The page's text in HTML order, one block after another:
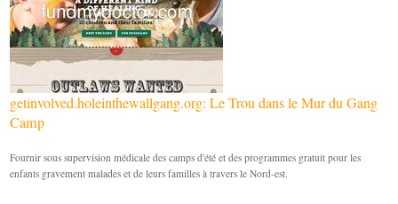
getinvolved.holeinthewallgang.org: Le Trou dans le Mur du Gang
Camp
Fournir sous supervision médicale des camps d'été et des programmes gratuit pour les
enfants gravement malades et de leurs familles à travers le Nord-est.